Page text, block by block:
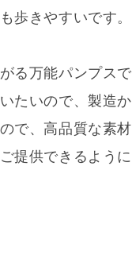
歩きやすいです。
る万能パンプス
たいので、製造
で、高品質な素
提供できるよう